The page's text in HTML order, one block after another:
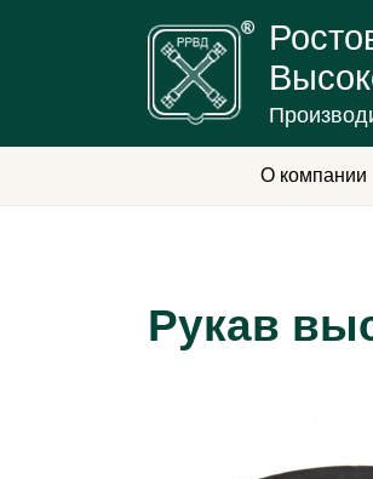
О компании
Рукав